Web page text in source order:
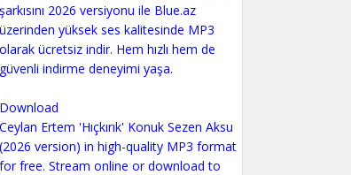
şarkısını 2026 versiyonu ile Blue.az
üzerinden yüksek ses kalitesinde MP3
olarak ücretsiz indir. Hem hızlı hem de
güvenli indirme deneyimi yaşa.
Download
Ceylan Ertem 'Hıçkırık' Konuk Sezen Aksu
(2026 version) in high-quality MP3 format
for free. Stream online or download to